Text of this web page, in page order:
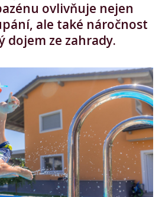
ovlivňuje nejen
ale také náročnost
dojem ze zahrady.